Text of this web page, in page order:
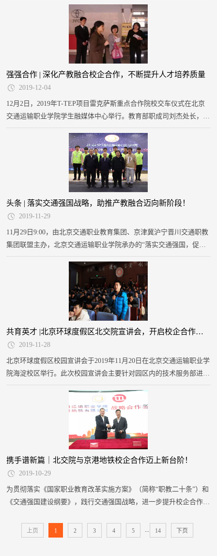
强强合作 | 深化产教融合校企合作，不断提升人才培养质量
2019-12-04
12月2日，2019年T-TEP项目雷克萨斯重点合作院校交车仪式在北京
交通运输职业学院学生融媒体中心举行。教育部职成司刘杰处长，T-
浙江交通技师学院、湖北交通职业技术学院、德州交通职业中等专业
学校的院校代表，雷克萨斯企业代表参加了本次交车仪式，共同见证
交通类院校产教融合、校企合作的又一次发展。
头条 | 落实交通强国战略，助推产教融合迈向新阶段！
2019-11-29
11月29日9:00，由北京交通职业教育集团、京津冀沪宁晋川交通职教
集团联盟主办，北京交通运输职业学院承办的“落实交通强国，促进
共育英才 |北京环球度假区北交院宣讲会，开启校企合作新篇章！
2019-11-28
北京环球度假区校园宣讲会于2019年11月20日在北京交通运输职业学
院海淀校区举行。此次校园宣讲会主要针对园区内的技术服务部进行
携手谱新篇｜北交院与京港地铁校企合作迈上新台阶！
2019-10-29
为贯彻落实《国家职业教育改革实施方案》（简称“职教二十条”）和
《交通强国建设纲要》，践行交通强国战略，进一步提升校企合作水
城市轨道交通事业发展，2019年10月28日10:00，北京交通运输职业
学院与京港地铁有限公司产教融合战略合作协议签约仪式在我院海淀
上页 1 2 3 4 5 14 下页